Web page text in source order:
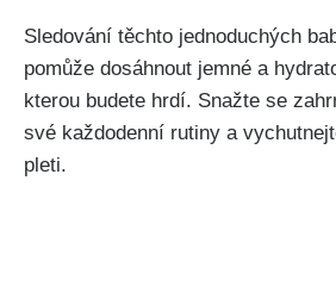
Sledování těchto jednoduchých
pomůže dosáhnout jemné‍ a
kterou budete hrdí. Snažte se
‍své každodenní rutiny⁤ a
pleti.